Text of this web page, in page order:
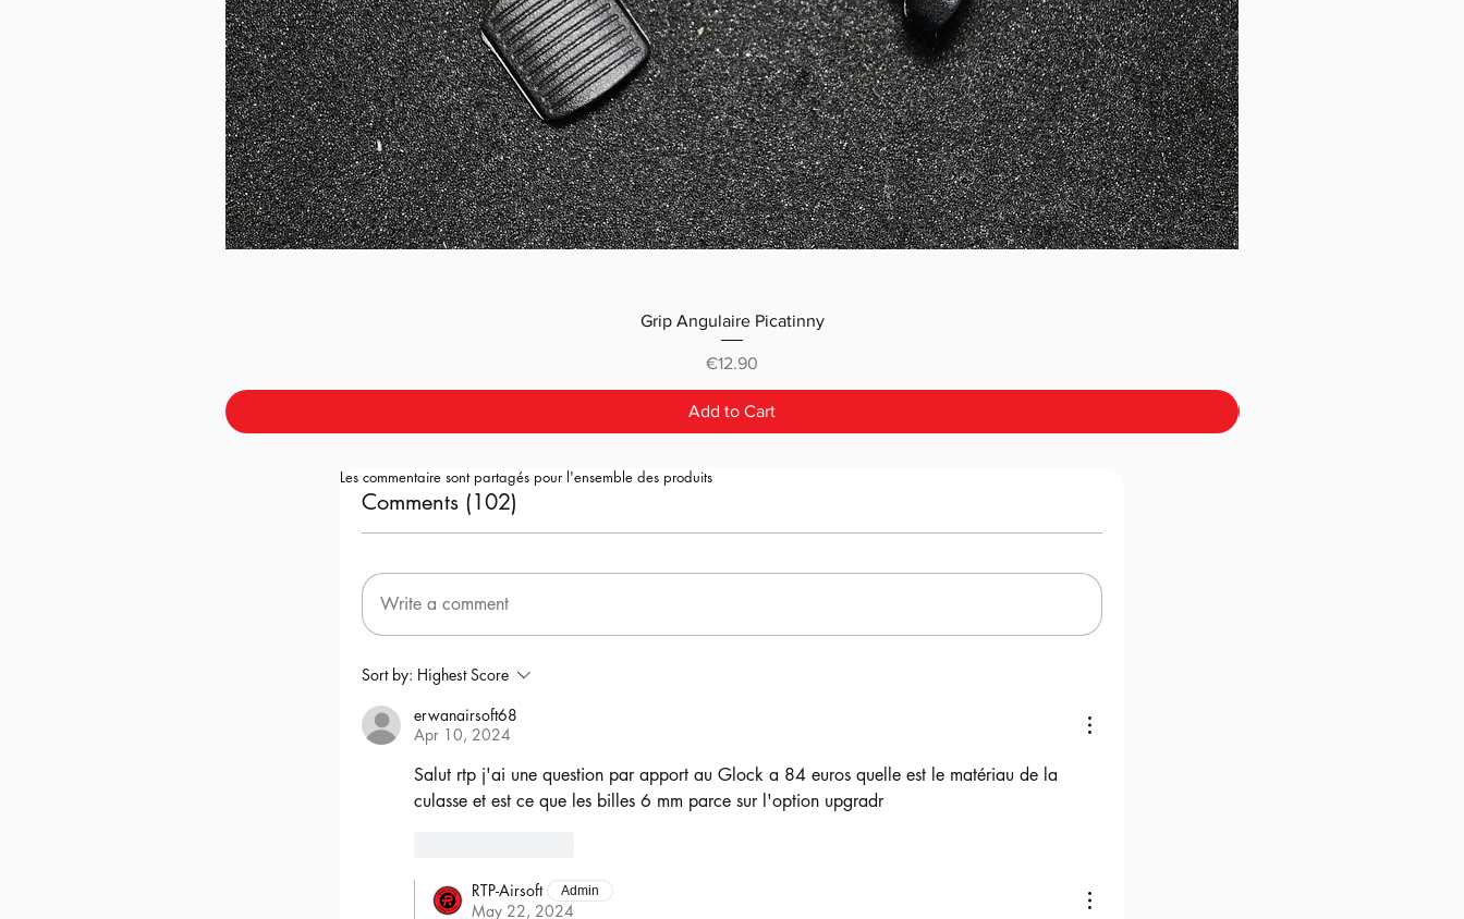
Grip Angulaire Picatinny
Price
€12.90
Add to Cart
Comments (102)
Write a comment
Sort by: Highest Score
erwanairsoft68
Apr 10, 2024
Salut rtp j'ai une question par apport au Glock a 84 euros quelle est le matériau de la
culasse et est ce que les billes 6 mm parce sur l'option upgradr
RTP-Airsoft Admin
May 22, 2024
Les commentaire sont partagés pour l'ensemble des produits